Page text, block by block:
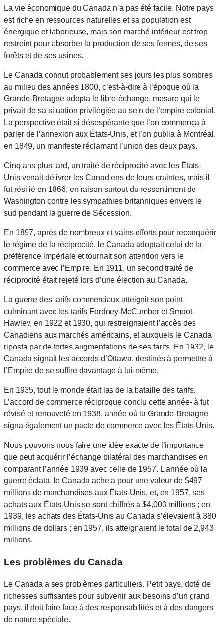
La vie économique du Canada n’a pas été facile. Notre pays
est riche en ressources naturelles et sa population est
énergique et laborieuse, mais son marché intérieur est trop
restreint pour absorber la production de ses fermes, de ses
forêts et de ses usines.
Le Canada connut probablement ses jours les plus sombres
au milieu des années 1800, c’est-à-dire à l’époque où la
Grande-Bretagne adopta le libre-échange, mesure qui le
privait de sa situation privilégiée au sein de l’empire colonial.
La perspective était si désespérante que l’on commença à
parler de l’annexion aux États-Unis, et l’on publia à Montréal,
en 1849, un manifeste réclamant l’union des deux pays.
Cinq ans plus tard, un traité de réciprocité avec les États-
Unis venait délivrer les Canadiens de leurs craintes, mais il
fut résilié en 1866, en raison surtout du ressentiment de
Washington contre les sympathies britanniques envers le
sud pendant la guerre de Sécession.
En 1897, après de nombreux et vains efforts pour reconquérir
le régime de la réciprocité, le Canada adoptait celui de la
préférence impériale et tournait son attention vers le
commerce avec l’Empire. En 1911, un second traité de
réciprocité était rejeté lors d’une élection au Canada.
La guerre des tarifs commerciaux atteignit son point
culminant avec les tarifs Fordney-McCumber et Smoot-
Hawley, en 1922 et 1930, qui restreignaient l’accès des
Canadiens aux marchés américains, et auxquels le Canada
riposta par de fortes augmentations de ses tarifs. En 1932, le
Canada signait les accords d’Ottawa, destinés à permettre à
l’Empire de se suffire davantage à lui-même.
En 1935, tout le monde était las de la bataille des tarifs.
L’accord de commerce réciproque conclu cette année-là fut
révisé et renouvelé en 1938, année où la Grande-Bretagne
signa également un pacte de commerce avec les États-Unis.
Nous pouvons nous faire une idée exacte de l’importance
que peut acquérir l’échange bilatéral des marchandises en
comparant l’année 1939 avec celle de 1957. L’année où la
guerre éclata, le Canada acheta pour une valeur de $497
millions de marchandises aux États-Unis, et, en 1957, ses
achats aux États-Unis se sont chiffrés à $4,003 millions ; en
1939, les achats des États-Unis au Canada s’élevaient à 380
millions de dollars ; en 1957, ils atteignaient le total de 2,943
millions.
Les problèmes du Canada
Le Canada a ses problèmes particuliers. Petit pays, doté de
richesses suffisantes pour subvenir aux besoins d’un grand
pays, il doit faire face à des responsabilités et à des dangers
de nature spéciale.